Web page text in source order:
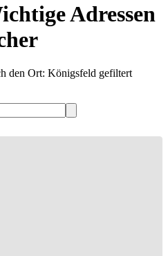
Adressen
den Ort: Königsfeld gefiltert